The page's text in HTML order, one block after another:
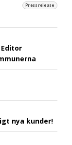
Pressrelease
nya kunder!